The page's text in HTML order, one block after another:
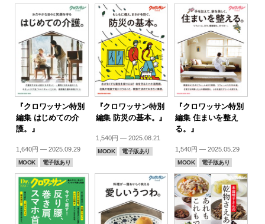
『クロワッサン特別
編集 はじめての介
護。』
1,640円 — 2025.09.29
MOOK 電子版あり
『クロワッサン特別
編集 防災の基本。』
1,540円 — 2025.08.21
MOOK 電子版あり
『クロワッサン特別
編集 住まいを整え
る。』
1,540円 — 2025.05.29
MOOK 電子版あり